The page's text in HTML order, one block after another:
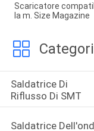
Scaricatore
la m. Size Magazine
Saldatrice Di
Riflusso Di SMT
Saldatrice